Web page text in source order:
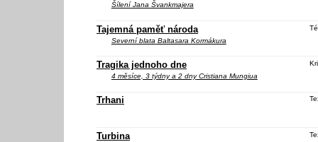
ŠíleníJana Švankmajera
Tajemná paměť národa
Severní blata Baltasara Kormákura
Tragika jednoho dne
4 měsíce, 3 týdny a 2 dnyCristiana Mungiua
Trhani
Turbina